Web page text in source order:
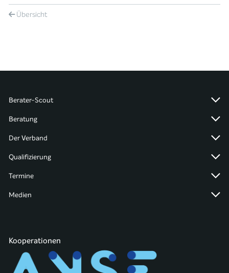
Übersicht
Berater-Scout
Beratung
Der Verband
Qualifizierung
Termine
Medien
Kooperationen